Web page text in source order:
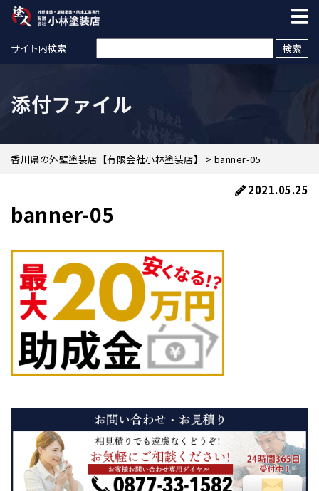
サイト内検索
添付ファイル
香川県の外壁塗装店【有限会社小林塗装店】 > banner-05
2021.05.25
banner-05